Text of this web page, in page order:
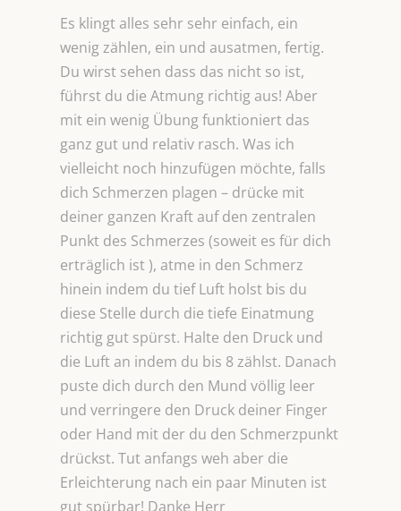
Es klingt alles sehr sehr einfach, ein
wenig zählen, ein und ausatmen, fertig.
Du wirst sehen dass das nicht so ist,
führst du die Atmung richtig aus! Aber
mit ein wenig Übung funktioniert das
ganz gut und relativ rasch. Was ich
vielleicht noch hinzufügen möchte, falls
dich Schmerzen plagen – drücke mit
deiner ganzen Kraft auf den zentralen
Punkt des Schmerzes (soweit es für dich
erträglich ist ), atme in den Schmerz
hinein indem du tief Luft holst bis du
diese Stelle durch die tiefe Einatmung
richtig gut spürst. Halte den Druck und
die Luft an indem du bis 8 zählst. Danach
puste dich durch den Mund völlig leer
und verringere den Druck deiner Finger
oder Hand mit der du den Schmerzpunkt
drückst. Tut anfangs weh aber die
Erleichterung nach ein paar Minuten ist
gut spürbar! Danke Herr